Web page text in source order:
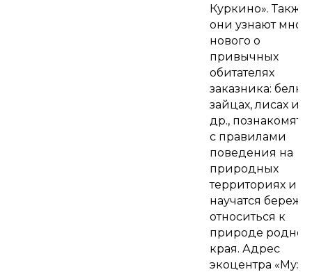
Куркино». Также
они узнают
нового о
привычных
обитателях
заказника:
зайцах, лисах и
др.,
с правилами
поведения на
природных
территориях и
научатся
относиться к
природе
края. Адрес
экоцентра